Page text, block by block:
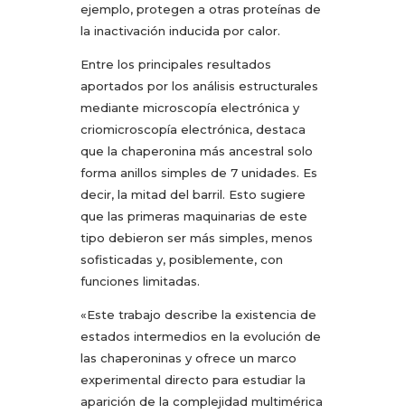
ejemplo, protegen a otras proteínas de
la inactivación inducida por calor.
Entre los principales resultados
aportados por los análisis estructurales
mediante microscopía electrónica y
criomicroscopía electrónica, destaca
que la chaperonina más ancestral solo
forma anillos simples de 7 unidades. Es
decir, la mitad del barril. Esto sugiere
que las primeras maquinarias de este
tipo debieron ser más simples, menos
sofisticadas y, posiblemente, con
funciones limitadas.
«Este trabajo describe la existencia de
estados intermedios en la evolución de
las chaperoninas y ofrece un marco
experimental directo para estudiar la
aparición de la complejidad multimérica